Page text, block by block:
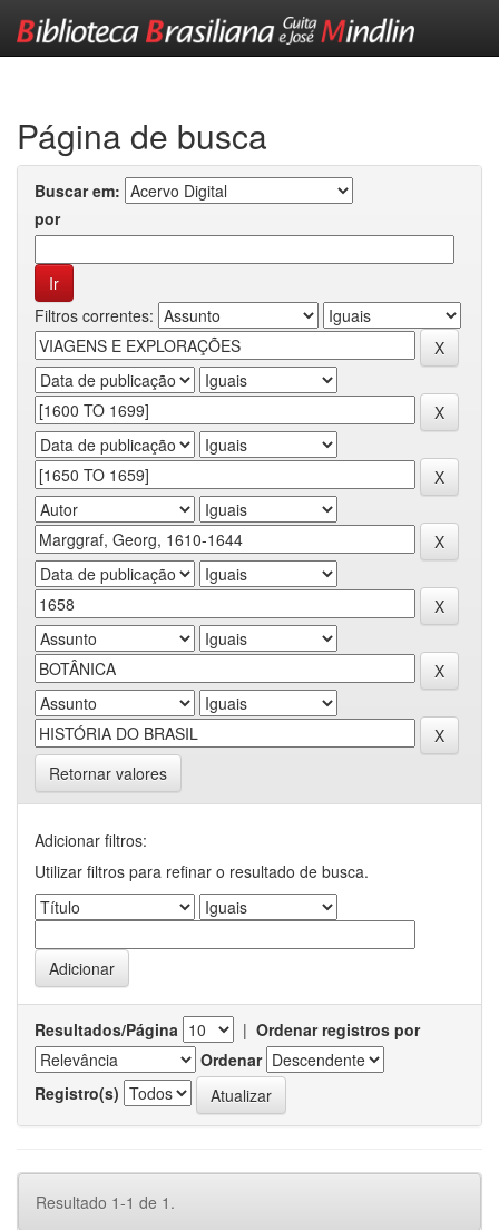
Página de busca
Buscar em:
por
Filtros correntes:
Retornar valores
Adicionar filtros:
Utilizar filtros para refinar o resultado de busca.
Resultados/Página | Ordenar registros por
Ordenar
Registro(s)
Resultado 1-1 de 1.